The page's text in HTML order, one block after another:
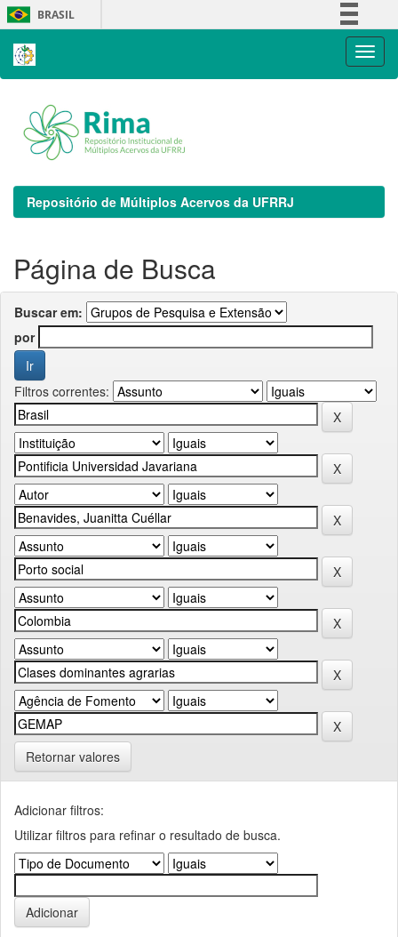
Skip
navigation
BRASIL
Repositório de Múltiplos Acervos da UFRRJ
Página de Busca
Buscar em:
por
Filtros correntes:
Retornar valores
Adicionar filtros:
Utilizar filtros para refinar o resultado de busca.